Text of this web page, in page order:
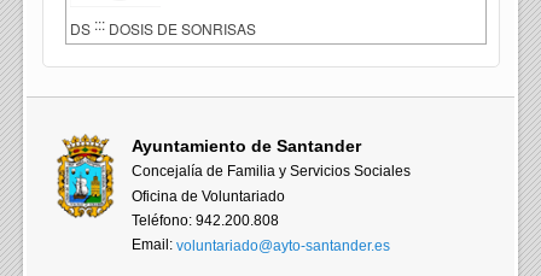
DS ::: DOSIS DE SONRISAS
Ayuntamiento de Santander
Concejalía de Familia y Servicios Sociales
Oficina de Voluntariado
Teléfono: 942.200.808
Email:voluntariado@ayto-santander.es